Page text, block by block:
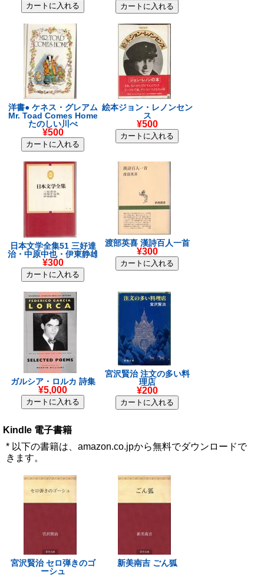
洋書● ケネス・グレアム
Mr. Toad Comes Home
たのしい川べ
¥500
絵本ジョン・レノンセン
ス
¥500
日本文学全集51 三好達
治・中原中也・伊東静雄
¥300
渡部英喜 漢詩百人一首
¥300
ガルシア・ロルカ 詩集
¥5,000
宮沢賢治 注文の多い料
理店
¥200
Kindle 電子書籍
* 以下の書籍は、amazon.co.jpから無料でダウンロードで
きます。
宮沢賢治 セロ弾きのゴ
ーシュ
新美南吉 ごん狐